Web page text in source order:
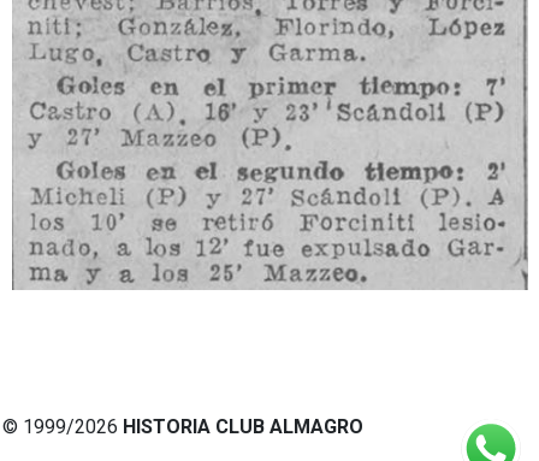
© 1999/2026 HISTORIA CLUB ALMAGRO